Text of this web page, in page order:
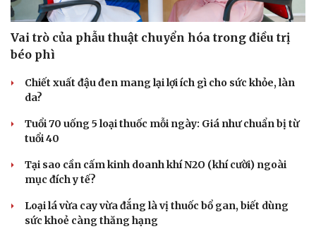
Vai trò của phẫu thuật chuyển hóa trong điều trị
béo phì
Chiết xuất đậu đen mang lại lợi ích gì cho sức khỏe, làn
da?
Tuổi 70 uống 5 loại thuốc mỗi ngày: Giá như chuẩn bị từ
tuổi 40
Tại sao cần cấm kinh doanh khí N2O (khí cười) ngoài
mục đích y tế?
Loại lá vừa cay vừa đắng là vị thuốc bổ gan, biết dùng
sức khoẻ càng thăng hạng